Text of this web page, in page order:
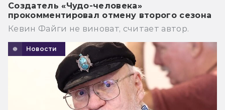
Создатель «Чудо-человека»
прокомментировал отмену второго сезона
Кевин Файги не виноват, считает автор.
Новости